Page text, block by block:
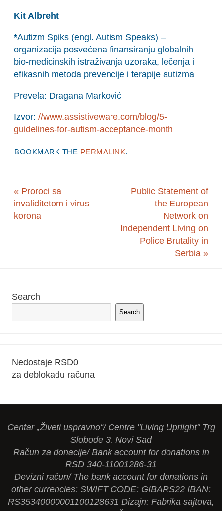
Kit Albreht
*Autizm Spiks (engl. Autism Speaks) –
organizacija posvećena finansiranju globalnih
bio-medicinskih istraživanja uzoraka, lečenja i
efikasnih metoda prevencije i terapije autizma
Prevela: Dragana Marković
Izvor: //www.assistiveware.com/blog/5-
guidelines-for-autism-acceptance-month
BOOKMARK THE PERMALINK.
« Proroci sa
invaliditetom i virus
korona
Public Statement of
the European
Network on
Independent Living on
Police Brutality in
Serbia »
Search
Search
Nedostaje RSD0
za deblokadu računa
Centar „Živeti uspravno“/ Centre "Living Upriight" Trg
Slobode 3, Novi Sad
Račun za donacije/ Bank account for donations in
RSD 340-11001286-31
Devizni račun/ The bank account for donations in
other currencies: SWIFT CODE: GIBARS22 IBAN:
RS35340000001100128631 Dizajn: Fabrika sajtova,